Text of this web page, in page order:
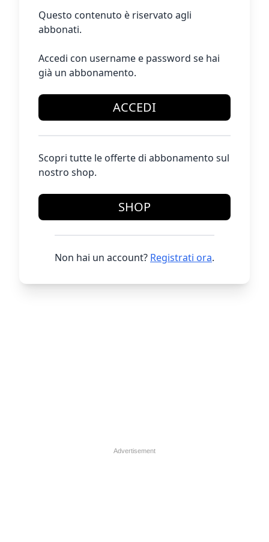
Questo contenuto è riservato agli
abbonati.
Accedi con username e password se hai
già un abbonamento.
ACCEDI
Scopri tutte le offerte di abbonamento sul
nostro shop.
SHOP
Non hai un account? Registrati ora.